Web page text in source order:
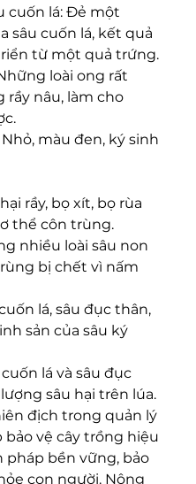
cuốn lá: Đẻ một
sâu cuốn lá, kết quả
từ một quả trứng.
loài ong rất
rầy nâu, làm cho
màu đen, ký sinh
rầy, bọ xít, bọ rùa
thể côn trùng.
nhiều loài sâu non
bị chết vì nấm
lá, sâu đục thân,
sản của sâu ký
lá và sâu đục
sâu hại trên lúa.
địch trong quản lý
vệ cây trồng hiệu
pháp bền vững, bảo
con người. Nông